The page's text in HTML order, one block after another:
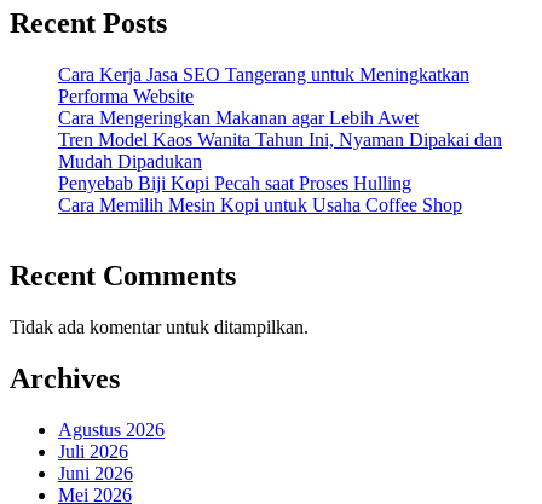
Recent Posts
Cara Kerja Jasa SEO Tangerang untuk Meningkatkan
Performa Website
Cara Mengeringkan Makanan agar Lebih Awet
Tren Model Kaos Wanita Tahun Ini, Nyaman Dipakai dan
Mudah Dipadukan
Penyebab Biji Kopi Pecah saat Proses Hulling
Cara Memilih Mesin Kopi untuk Usaha Coffee Shop
Recent Comments
Tidak ada komentar untuk ditampilkan.
Archives
Agustus 2026
Juli 2026
Juni 2026
Mei 2026